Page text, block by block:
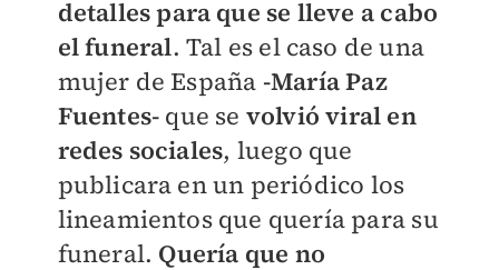
detalles para que se lleve a cabo
el funeral. Tal es el caso de una
mujer de España -María Paz
Fuentes- que se volvió viral en
redes sociales, luego que
publicara en un periódico los
lineamientos que quería para su
funeral. Quería que no